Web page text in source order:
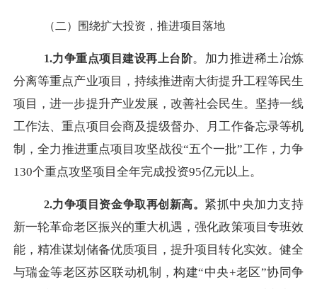
（二）围绕扩大投资，推进项目落地
1.力争重点项目建设再上台阶。加力推进稀土冶炼
分离等重点产业项目，持续推进南大街提升工程等民生
项目，进一步提升产业发展，改善社会民生。坚持一线
工作法、重点项目会商及提级督办、月工作备忘录等机
制，全力推进重点项目攻坚战役“五个一批”工作，力争
130个重点攻坚项目全年完成投资95亿元以上。
2.力争项目资金争取再创新高。 紧抓中央加力支持
新一轮革命老区振兴的重大机遇，强化政策项目专班效
能，精准谋划储备优质项目，提升项目转化实效。健全
与瑞金等老区苏区联动机制，构建“中央+老区”协同争